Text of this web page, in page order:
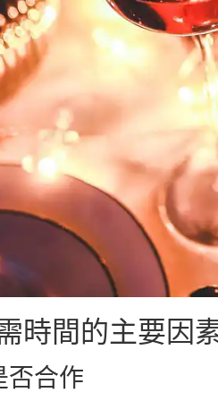
時間的主要因
否合作